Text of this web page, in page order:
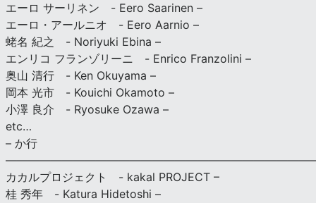
エーロ サーリネン - Eero Saarinen –
エーロ・アールニオ - Eero Aarnio –
蛯名 紀之 - Noriyuki Ebina –
エンリコ フランゾリーニ - Enrico Franzolini –
奥山 清行 - Ken Okuyama –
岡本 光市 - Kouichi Okamoto –
小澤 良介 - Ryosuke Ozawa –
etc…
– か行
カカルプロジェクト - kakal PROJECT –
桂 秀年 - Katura Hidetoshi –